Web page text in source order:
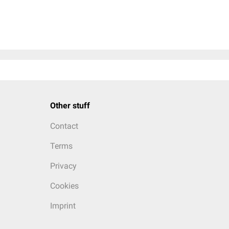
Other stuff
Contact
Terms
Privacy
Cookies
Imprint